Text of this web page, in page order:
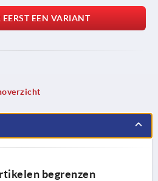
EERST EEN VARIANT
begrenzen